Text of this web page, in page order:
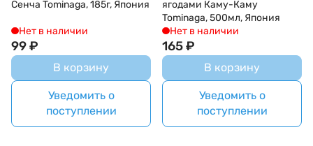
Сенча Tominaga, 185г, Япония
Нет в наличии
99₽
В корзину
Уведомить о
поступлении
ягодами Каму-Каму
Tominaga, 500мл, Япония
Нет в наличии
165₽
В корзину
Уведомить о
поступлении